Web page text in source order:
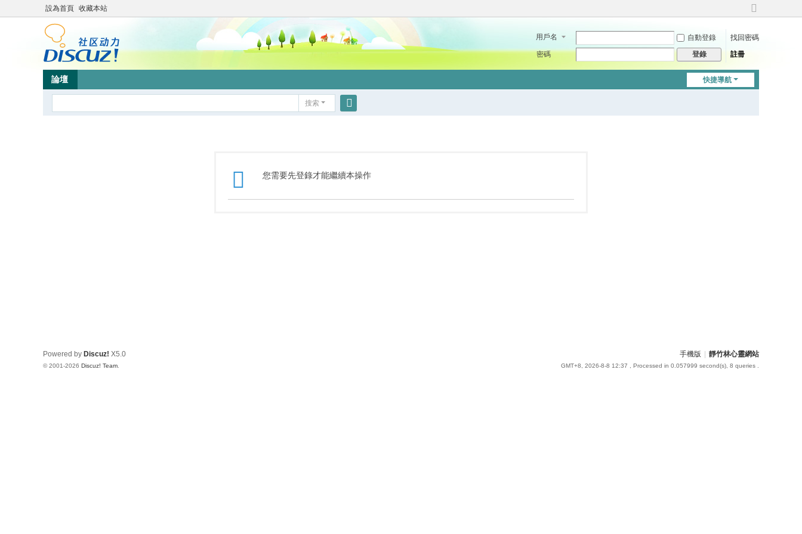
設為首頁 收藏本站
切
到
用戶名 自動登錄
找回密碼
密碼
登錄 註冊
快捷導航
論壇
搜索
您需要先登錄才能繼續本操作
手機版 靜竹林心靈網站
GMT+8, 2026-8-8 12:37 , Processed in 0.057999 second(s), 8 queries .
Powered by Discuz! X5.0
© 2001-2026 Discuz! Team